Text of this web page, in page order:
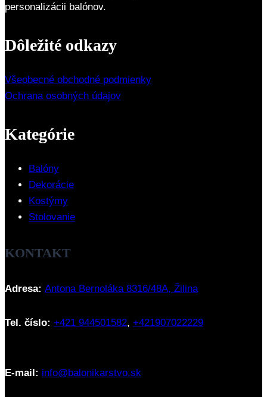
personalizácii balónov.
Dôležité odkazy
Všeobecné obchodné podmienky
Ochrana osobných údajov
Kategórie
Balóny
Dekorácie
Kostýmy
Stolovanie
KONTAKT
Adresa: Antona Bernoláka 8316/48A, Žilina
Tel. číslo: +421 944501582, +421907022229
E-mail: info@balonikarstvo.sk